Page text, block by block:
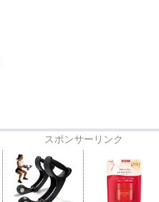
スポンサーリンク